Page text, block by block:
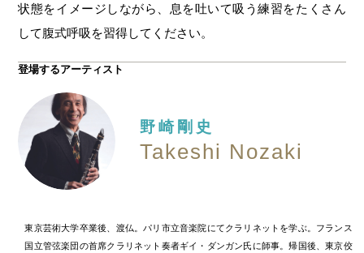
状態をイメージしながら、息を吐いて吸う練習をたくさん
して腹式呼吸を習得してください。
登場するアーティスト
野崎剛史
Takeshi Nozaki
東京芸術大学卒業後、渡仏。パリ市立音楽院にてクラリネットを学ぶ。フランス
国立管弦楽団の首席クラリネット奏者ギイ・ダンガン氏に師事。帰国後、東京佼